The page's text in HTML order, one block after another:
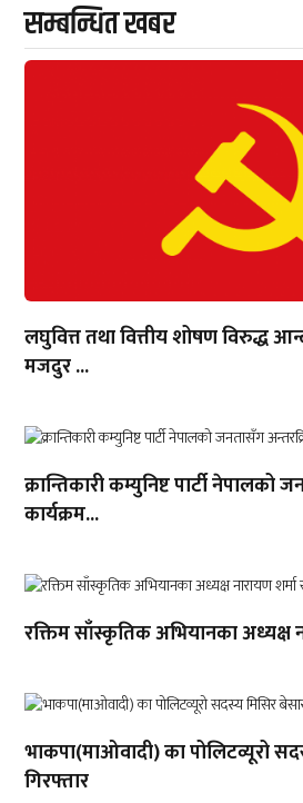
सम्बन्धित खबर
लघुवित्त तथा वित्तीय शोषण विरुद्ध
मजदुर ...
क्रान्तिकारी कम्युनिष्ट पार्टी नेपालको
कार्यक्रम...
रक्तिम साँस्कृतिक अभियानका अध्यक्ष
भाकपा(माओवादी) का पोलिटव्यूरो
गिरफ्तार